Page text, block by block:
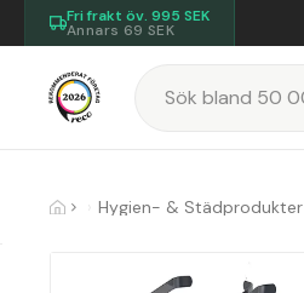
Fri frakt öv. 995 SEK
Annars 69 SEK
Hygien- & Städprodukter